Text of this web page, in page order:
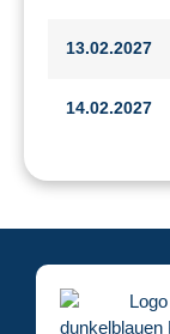
13.02.2027
14.02.2027